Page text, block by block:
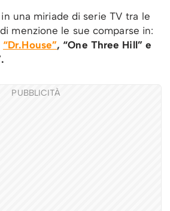
una miriade di serie TV tra le
menzione le sue comparse in:
“Dr.House”, “One Three Hill” e
PUBBLICITÀ